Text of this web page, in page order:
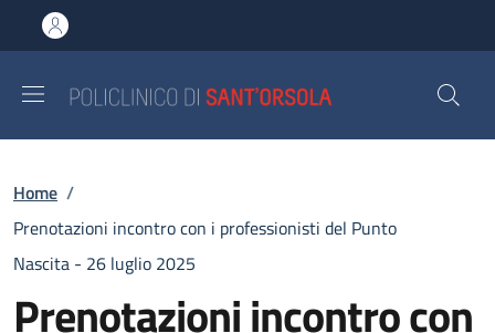
al contenuto principale
to footer content
Briciole di pane
Home /
Prenotazioni incontro con i professionisti del Punto
Nascita - 26 luglio 2025
Prenotazioni incontro con